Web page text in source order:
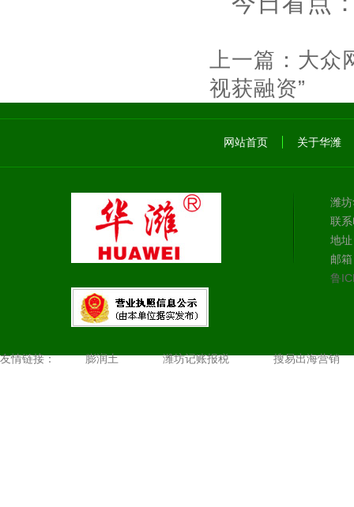
上一篇： 大众
视获融资”
网站首页 关于华潍
潍
联
地
邮
鲁
友情链接： 膨润土 潍坊记账报税 搜易出海营销